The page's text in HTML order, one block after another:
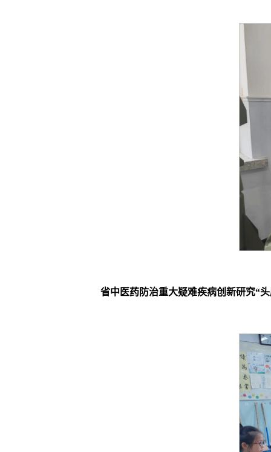
省中医药防治重大疑难疾病创新研究“